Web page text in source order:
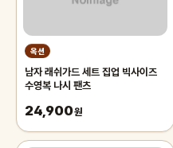
옥션
남자 래쉬가드 세트 집업 빅사이즈
수영복 나시 팬츠
24,900원